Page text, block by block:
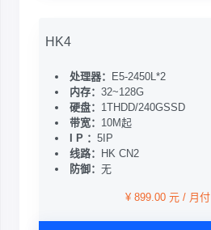
HK4
处理器：
E5-2450L*2
内存： 32~128G
硬盘： 1THDD/240GSSD
带宽： 10M起
I P ： 5IP
线路：
HK CN2
防御： 无
¥ 899.00 元 / 月付